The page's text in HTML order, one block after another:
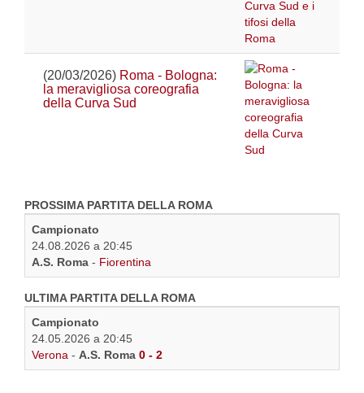
(20/03/2026) Roma - Bologna:
la meravigliosa coreografia
della Curva Sud
PROSSIMA PARTITA DELLA ROMA
Campionato
24.08.2026 a 20:45
A.S. Roma - Fiorentina
ULTIMA PARTITA DELLA ROMA
Campionato
24.05.2026 a 20:45
Verona - A.S. Roma 0 - 2